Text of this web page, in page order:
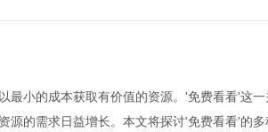
最小的成本获取有价值的资源。'免费看看'这
源的需求日益增长。本文将探讨'免费看看'的